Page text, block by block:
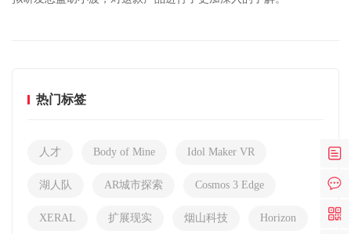
热门标签
人才 Body of Mine Idol Maker VR
湖人队 AR城市探索 Cosmos 3 Edge
XERAL 扩展现实 烟山科技 Horizon